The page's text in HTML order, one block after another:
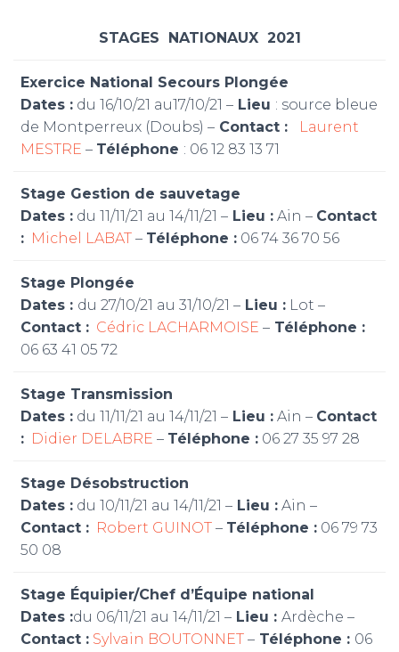
STAGES NATIONAUX 2021
Exercice National Secours Plongée
Dates : du 16/10/21 au17/10/21 – Lieu : source bleue
de Montperreux (Doubs) – Contact :
Laurent
MESTRE – Téléphone : 06 12 83 13 71
Stage Gestion de sauvetage
Dates : du 11/11/21 au 14/11/21 – Lieu : Ain – Contact
: Michel LABAT – Téléphone : 06 74 36 70 56
Stage Plongée
Dates : du 27/10/21 au 31/10/21 – Lieu : Lot –
Contact : Cédric LACHARMOISE – Téléphone :
06 63 41 05 72
Stage Transmission
Dates : du 11/11/21 au 14/11/21 – Lieu : Ain – Contact
: Didier DELABRE – Téléphone : 06 27 35 97 28
Stage Désobstruction
Dates : du 10/11/21 au 14/11/21 – Lieu : Ain –
Contact : Robert GUINOT – Téléphone : 06 79 73
50 08
Stage Équipier/Chef d’Équipe national
Dates :du 06/11/21 au 14/11/21 – Lieu : Ardèche –
Contact : Sylvain BOUTONNET – Téléphone : 06